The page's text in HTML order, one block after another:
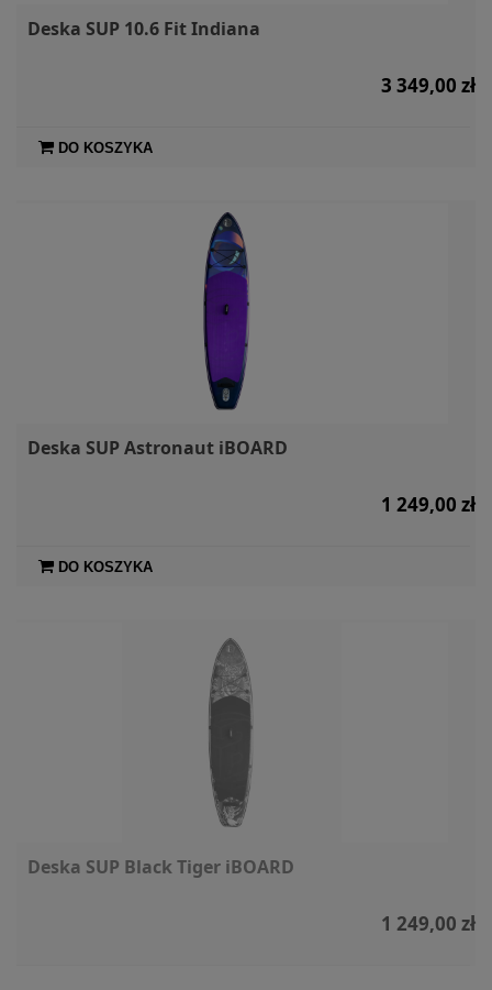
Deska SUP 10.6 Fit Indiana
3 349,00 zł
DO KOSZYKA
Deska SUP Astronaut iBOARD
1 249,00 zł
DO KOSZYKA
Deska SUP Black Tiger iBOARD
1 249,00 zł